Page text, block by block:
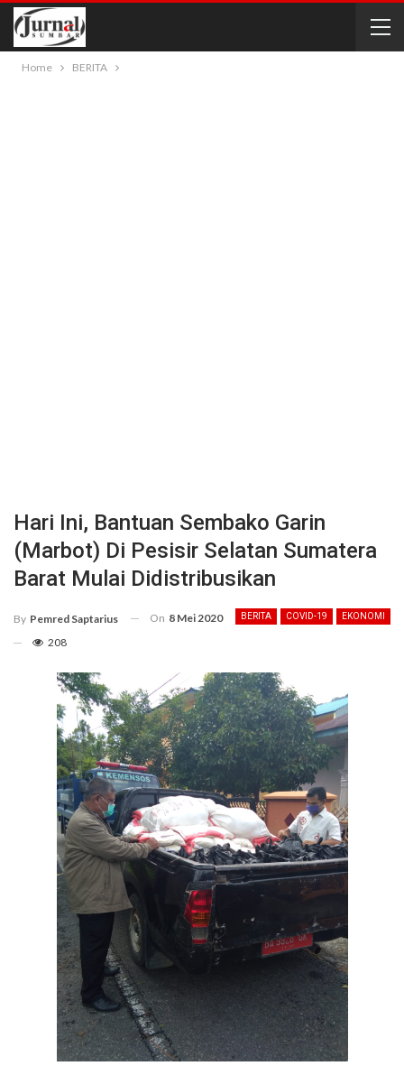
Home BERITA
Hari Ini, Bantuan Sembako Garin
(Marbot) Di Pesisir Selatan Sumatera
Barat Mulai Didistribusikan
BERITA COVID-19 EKONOMI
By Pemred Saptarius On 8 Mei 2020
208